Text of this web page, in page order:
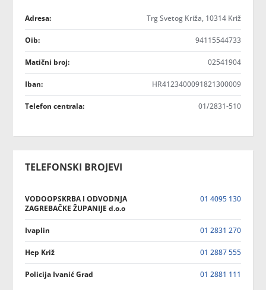
Adresa: Trg Svetog Križa, 10314 Križ
Oib: 94115544733
Matični broj: 02541904
Iban: HR4123400091821300009
Telefon centrala: 01/2831-510
TELEFONSKI BROJEVI
VODOOPSKRBA I ODVODNJA
ZAGREBAČKE ŽUPANIJE d.o.o
01 4095 130
Ivaplin 01 2831 270
Hep Križ 01 2887 555
Policija Ivanić Grad 01 2881 111